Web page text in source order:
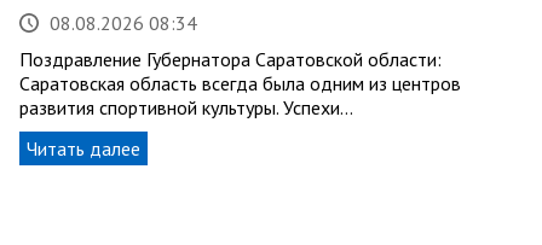
08.08.2026 08:34
Поздравление Губернатора Саратовской области:
Саратовская область всегда была одним из центров
развития спортивной культуры. Успехи…
Читать далее